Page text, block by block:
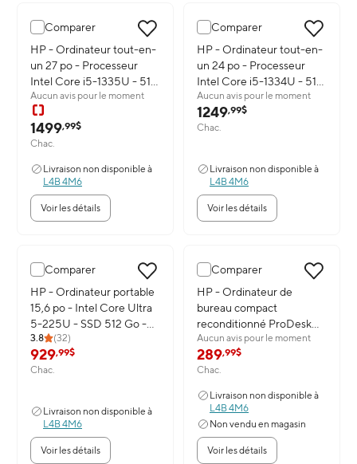
Comparer
Image du produit: HP - Ordinateur tout-en-un 27 po - Processeur
HP - Ordinateur tout-en-
un 27 po - Processeur
Intel Core i5-1335U - 512
Go SSD - 16 Go RAM -
Windows 11 Famille
Aucun avis pour le moment
1499,99$
Chac.
Livraison non disponible à
L4B 4M6
Voir les détails
Comparer
Image du produit: HP -
HP - Ordinateur tout-en-
un 24 po - Processeur
Intel Core i5-1334U - 512
Go SSD - 16 Go RAM -
Windows 11 Famille
Aucun avis pour le moment
1249,99$
Chac.
Livraison non disponible à
L4B 4M6
Voir les détails
Comparer
Image du produit: HP - Ordinateur portable 15,6 po - Intel Core
HP - Ordinateur portable
15,6 po - Intel Core Ultra
5-225U - SSD 512 Go -
24 Go de RAM - Windows
11 Home
3.8 (32)
929,99$
Chac.
Livraison non disponible à
L4B 4M6
Voir les détails
Comparer
Image du produit: HP -
HP - Ordinateur de
bureau compact
reconditionné ProDesk
400 G5 - Intel Core i3-
9100T - SSD 256 Go - 16
Go de RAM - Windows 11
Aucun avis pour le moment
289,99$
Chac.
Livraison non disponible à
L4B 4M6
Non vendu en magasin
Voir les détails